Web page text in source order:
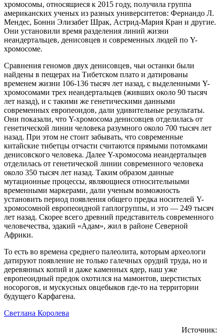
хромосомы, относящиеся к 2015 году, получила группа
американских ученых из разных университетов: Фернандо Л.
Мендес, Бонни Элизабет Шрак, Астрид-Мария Кран и другие.
Они установили время разделения линий жизни
неандертальцев, денисовцев и современных людей по Y-
хромосоме.
Сравнения геномов двух денисовцев, чьи останки были
найдены в пещерах на Тибетском плато и датированы
временем жизни 106-136 тысяч лет назад, с выделенными Y-
хромосомами трех неандертальцев (живших около 90 тысяч
лет назад), и с такими же генетическими данными
современных европеоидов, дали удивительные результаты.
Они показали, что Y-хромосома денисовцев отделилась от
генетической линии человека разумного около 700 тысяч лет
назад. При этом не стоит забывать, что современные
китайские тибетцы отчасти считаются прямыми потомками
денисовского человека. Далее Y-хромосома неандертальцев
отделилась от генетической линии современного человека
около 350 тысяч лет назад. Таким образом данные
мутационные процессы, являющиеся относительными
временными маркерами, дали ученым возможность
установить период появления общего предка носителей Y-
хромосомной европеоидной гаплогруппы, и это — 249 тысяч
лет назад. Скорее всего древний представитель современного
человечества, эдакий «Адам», жил в районе Северной
Африки.
То есть во времена среднего палеолита, которым археологи
датируют появление не только галечных орудий труда, но и
деревянных копий и даже каменных ядер, наш уже
европеоидный предок охотился на мамонтов, шерстистых
носорогов, и мускусных овцебыков где-то на территории
будущего Карфагена.
Светлана Королева
Источник: